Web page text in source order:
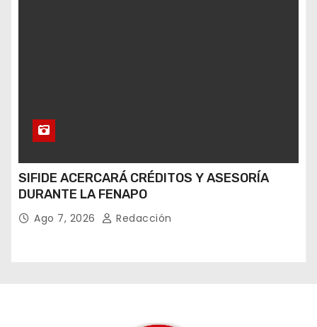
SIFIDE ACERCARÁ CRÉDITOS Y ASESORÍA
DURANTE LA FENAPO
Ago 7, 2026 Redacción